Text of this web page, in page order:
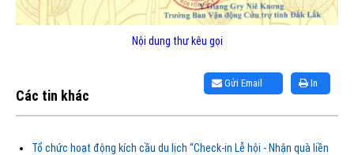
Nội dung thư kêu gọi
In
Gửi Email
Các tin khác
Tổ chức hoạt động kích cầu du lịch “Check-in Lễ hội - Nhận quà liền